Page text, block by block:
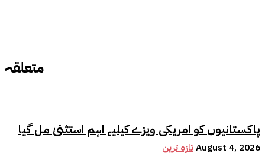
متعلقہ
پاکستانیوں کو امریکی ویزے کیلیے اہم استثنیٰ مل گیا
تازہ ترینAugust 4, 2026